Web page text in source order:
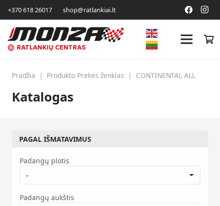
+370 618 26017 shop@ratlankiai.lt
RATLANKIŲ CENTRAS
Pradžia | Produkto Prekės ženklas | CONTINENTAL ALL
Katalogas
PAGAL IŠMATAVIMUS
Padangų plotis
-
Padangų aukštis